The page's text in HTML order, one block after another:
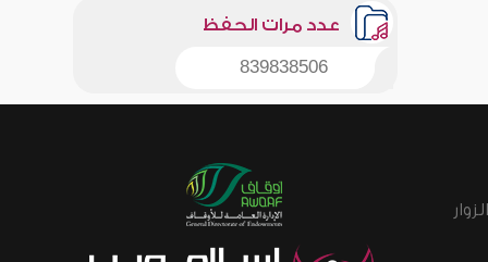
عدد مرات الحفظ
839838506